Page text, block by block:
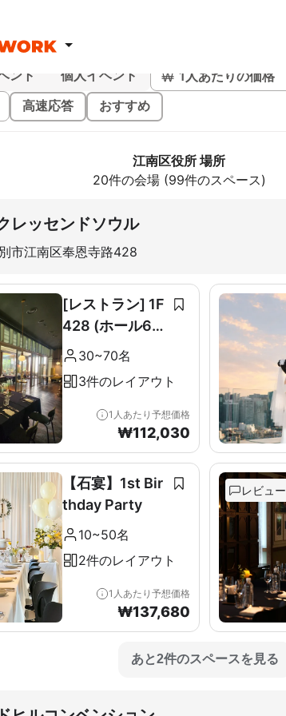
ント 個人イベント 1人あたりの価格
高速応答 おすすめ
江南区役所 場所
20件の会場 (99件のスペース)
レッセンドソウル
市江南区奉恩寺路428
[レストラン] 1F
428 (ホール60
席+ルーム10席)
30~70名
3件のレイアウト
1人あたり予想価格
₩112,030
【石宴】1st Bir
thday Party
10~50名
2件のレイアウト
1人あたり予想価格
₩137,680
レビュー
あと2件のスペースを見る